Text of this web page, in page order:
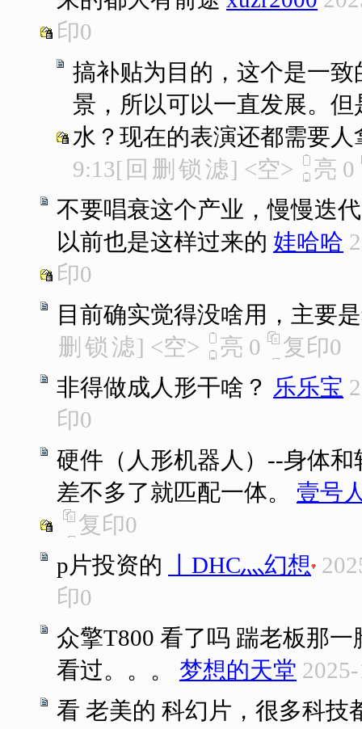
印0
搞补贴为目的，这个是一
景，所以可以一直发展。
水？现在的表演还都需要
9:13[ 回 删 锁 滤] <空> 亮 0
不要唱衰这个产业，慢慢迭
以前也是这样过来的 娃哈哈
印0
目前确实觉得没啥用，主要
删 锁 滤] <空> 亮 0 复印0
非得做成人形干啥？ 乐乐宝
印0
硬件（人形机器人）--身体
差不多了就匹配一体。
壹号
复印0
p片投资的
丨DHC灬幻想
印0
众擎T800 看了吗 踹老板那
看过。。。
梦想的天堂
看 老美的 科幻片，很多科技